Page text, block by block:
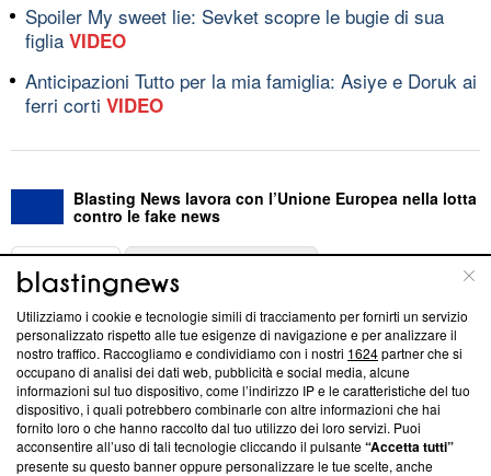
Spoiler My sweet lie: Sevket scopre le bugie di sua
figlia VIDEO
Anticipazioni Tutto per la mia famiglia: Asiye e Doruk ai
ferri corti VIDEO
Blasting News lavora con l’Unione Europea nella lotta
contro le fake news
ABOUT
Questa sezione offre informazioni trasparenti su Blasting
News, sui nostri processi editoriali e su come ci impegniamo a
creare news di qualità. Inoltre, afferma la nostra aderenza a
‘Trust Project - News with Integrity’Blasting News non è
ancora membro del programma, ma ha richiesto di farne
parte; Trust Project non ha ancora effettuato una verifica di
conformità agli standard.
Utilizziamo i cookie e tecnologie simili di tracciamento per fornirti un servizio
personalizzato rispetto alle tue esigenze di navigazione e per analizzare il
nostro traffico. Raccogliamo e condividiamo con i nostri 1624partner che si
occupano di analisi dei dati web, pubblicità e social media, alcune
informazioni sul tuo dispositivo, come l’indirizzo IP e le caratteristiche del tuo
dispositivo, i quali potrebbero combinarle con altre informazioni che hai
fornito loro o che hanno raccolto dal tuo utilizzo dei loro servizi. Puoi
acconsentire all’uso di tali tecnologie cliccando il pulsante“Accetta tutti”
presente su questo banner oppure personalizzare le tue scelte, anche